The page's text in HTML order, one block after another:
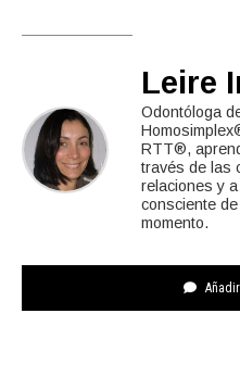
Leire
Odontóloga
RTT®,
través de las
relaciones y
consciente
momento.